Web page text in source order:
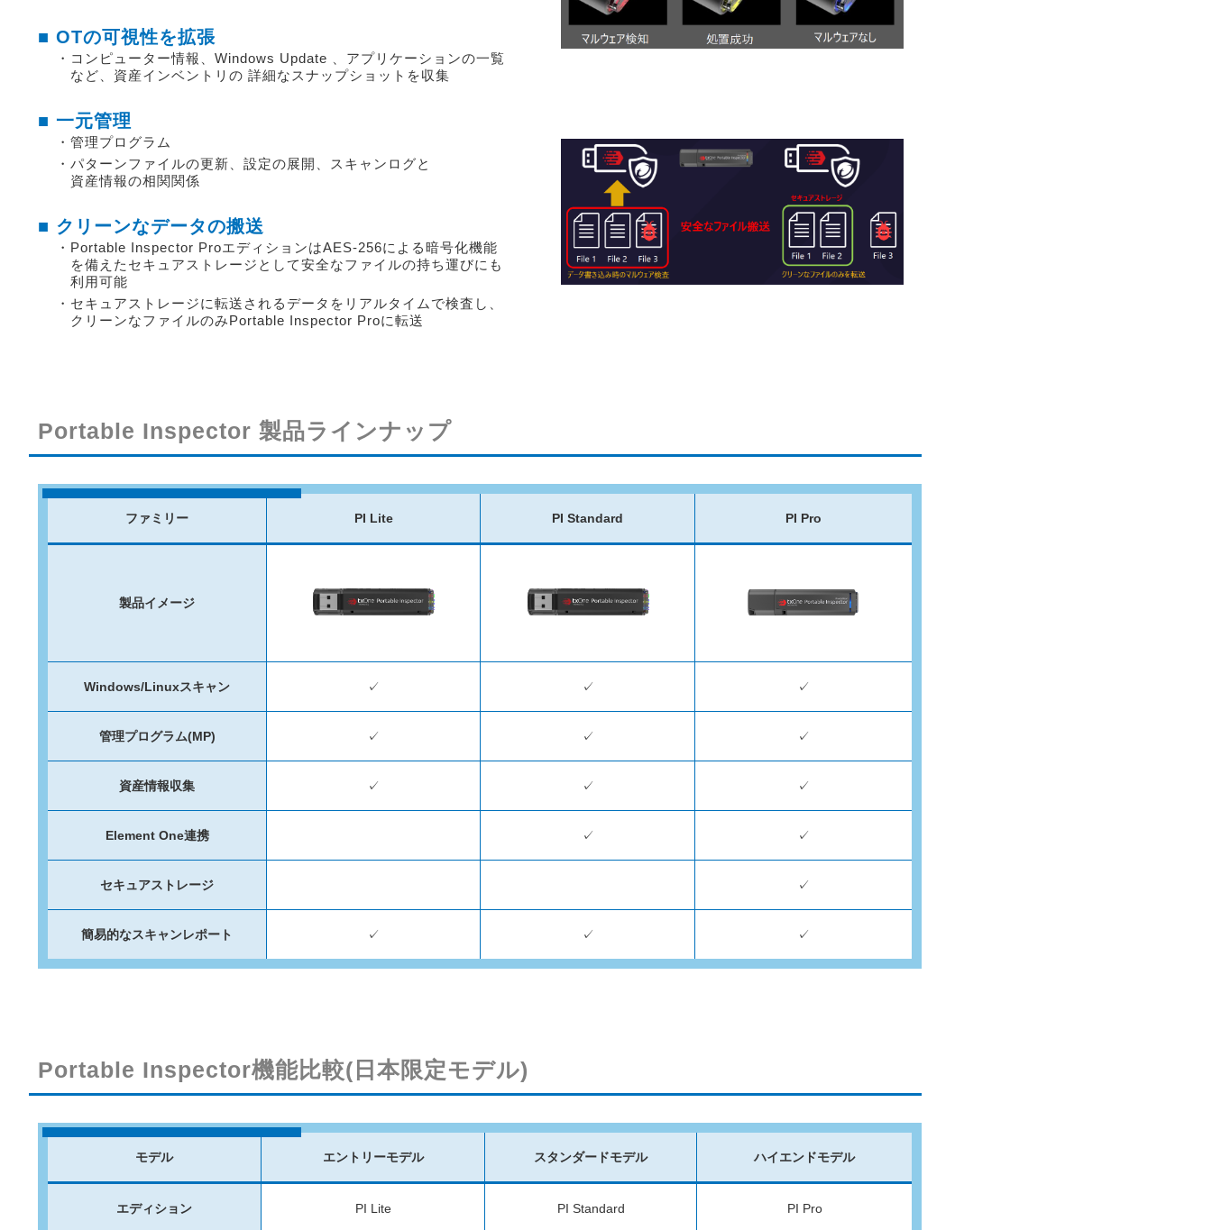
■ OTの可視性を拡張
・コンピューター情報、Windows Update 、アプリケーションの一覧
など、資産インベントリの 詳細なスナップショットを収集
■ 一元管理
・管理プログラム
・パターンファイルの更新、設定の展開、スキャンログと
資産情報の相関関係
■ クリーンなデータの搬送
・Portable Inspector ProエディションはAES-256による暗号化機能
を備えたセキュアストレージとして安全なファイルの持ち運びにも
利用可能
・セキュアストレージに転送されるデータをリアルタイムで検査し、
クリーンなファイルのみPortable Inspector Proに転送
Portable Inspector 製品ラインナップ
ファミリー PI Lite PI Standard PI Pro
製品イメージ
Windows/Linuxスキャン ✓ ✓ ✓
管理プログラム(MP) ✓ ✓ ✓
資産情報収集 ✓ ✓ ✓
Element One連携 ✓ ✓
セキュアストレージ ✓
簡易的なスキャンレポート ✓ ✓ ✓
Portable Inspector機能比較(日本限定モデル)
モデル エントリーモデル スタンダードモデル ハイエンドモデル
エディション PI Lite PI Standard PI Pro